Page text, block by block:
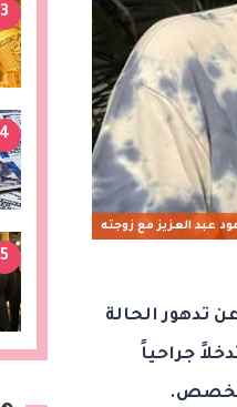
عبد العزيز مع زوجته
تدهور الحالة
جراحياً
متخصص.
3
4
5